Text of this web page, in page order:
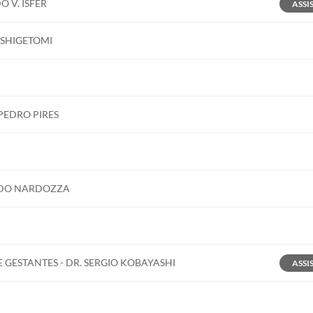
Brasileiro de Ultrassonografia, com temas atuais e
qualidade e eficiência, iremos alavancar, ainda mais,
e 18º Congresso Internacional de
V. ISFER
PIRES
NARDOZZA
- DR. SERGIO KOBAYASHI